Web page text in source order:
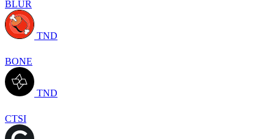
BLUR
TND
BONE
TND
CTSI